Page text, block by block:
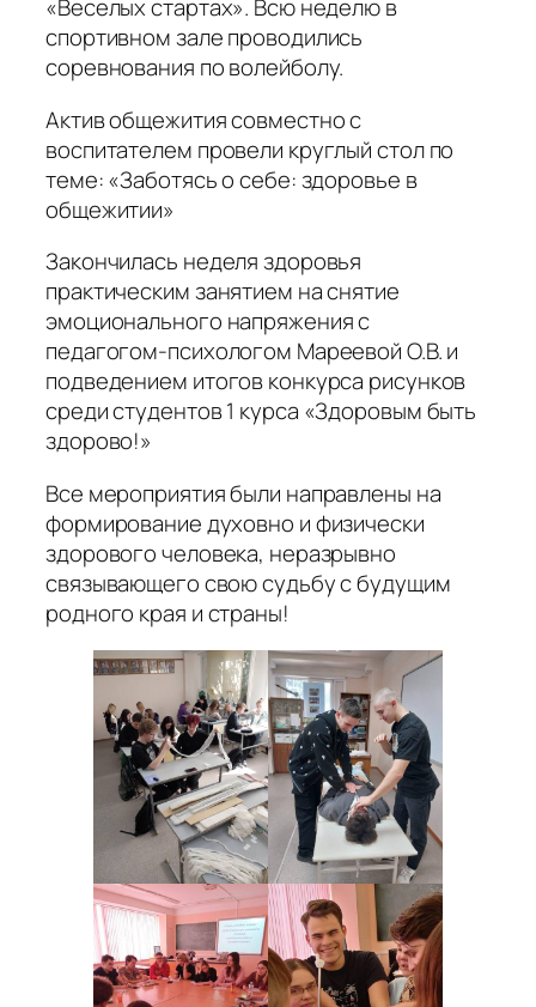
«Веселых стартах». Всю неделю в
спортивном зале проводились
соревнования по волейболу.
Актив общежития совместно с
воспитателем провели круглый стол по
теме: «Заботясь о себе: здоровье в
общежитии»
Закончилась неделя здоровья
практическим занятием на снятие
эмоционального напряжения с
педагогом-психологом Мареевой О.В. и
подведением итогов конкурса рисунков
среди студентов 1 курса «Здоровым быть
здорово!»
Все мероприятия были направлены на
формирование духовно и физически
здорового человека, неразрывно
связывающего свою судьбу с будущим
родного края и страны!